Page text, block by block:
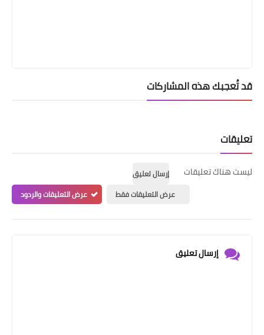
قد تُعجبك هذه المشاركات
تعليقات
ليست هناك تعليقات
إرسال تعليق
عرض التعليقات فقط
عرض التعليقات والردود
إرسال تعليق